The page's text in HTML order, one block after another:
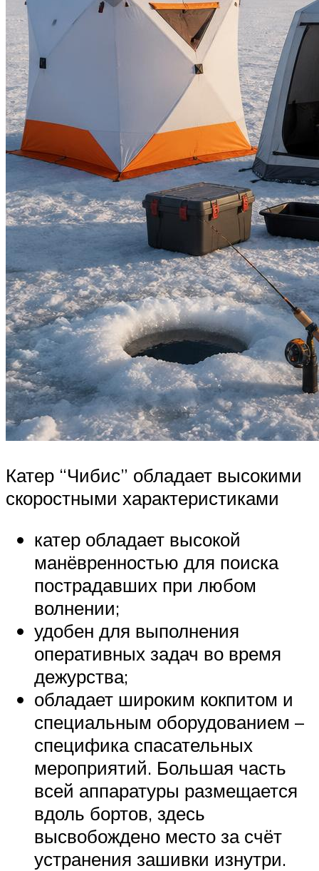
Катер “Чибис” обладает высокими
скоростными характеристиками
катер обладает высокой
манёвренностью для поиска
пострадавших при любом
волнении;
удобен для выполнения
оперативных задач во время
дежурства;
обладает широким кокпитом и
специальным оборудованием –
специфика спасательных
мероприятий. Большая часть
всей аппаратуры размещается
вдоль бортов, здесь
высвобождено место за счёт
устранения зашивки изнутри.